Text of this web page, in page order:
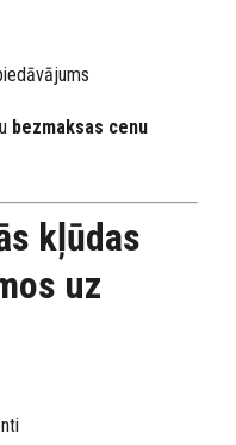
bezmaksas cenu
kļūdas
uz